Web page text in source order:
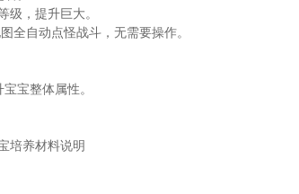
级，提升巨大。
全自动点怪战斗，无需要操作。
宝整体属性。
培养材料说明